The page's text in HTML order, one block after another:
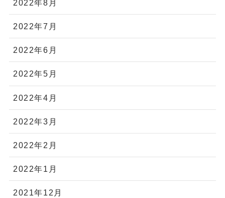
2022年8月
2022年7月
2022年6月
2022年5月
2022年4月
2022年3月
2022年2月
2022年1月
2021年12月